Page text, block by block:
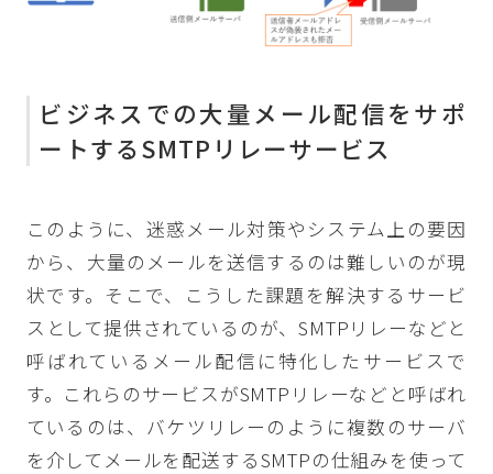
ビジネスでの大量メール配信をサポ
ートするSMTPリレーサービス
このように、迷惑メール対策やシステム上の要因
から、大量のメールを送信するのは難しいのが現
状です。そこで、こうした課題を解決するサービ
スとして提供されているのが、SMTPリレーなどと
呼ばれているメール配信に特化したサービスで
す。これらのサービスがSMTPリレーなどと呼ばれ
ているのは、バケツリレーのように複数のサーバ
を介してメールを配送するSMTPの仕組みを使って